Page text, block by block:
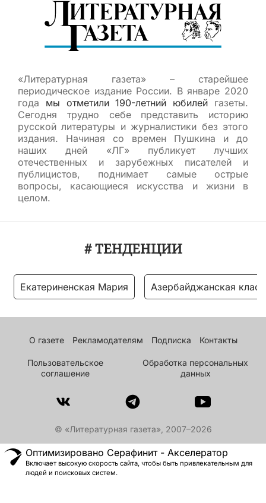
«Литературная газета» – старейшее
периодическое издание России. В январе 2020
года мы отметили 190-летний юбилей газеты.
Сегодня трудно себе представить историю
русской литературы и журналистики без этого
издания. Начиная со времен Пушкина и до
наших дней «ЛГ» публикует лучших
отечественных и зарубежных писателей и
публицистов, поднимает самые острые
вопросы, касающиеся искусства и жизни в
целом.
# ТЕНДЕНЦИИ
Екатериненская Мария Азербайджанская
О газете Рекламодателям Подписка Контакты
Пользовательское
соглашение
Обработка персональных
данных
© «Литературная газета», 2007–2026
Оптимизировано Серафинит - Акселератор
Включает высокую скорость сайта, чтобы быть привлекательным для
людей и поисковых систем.